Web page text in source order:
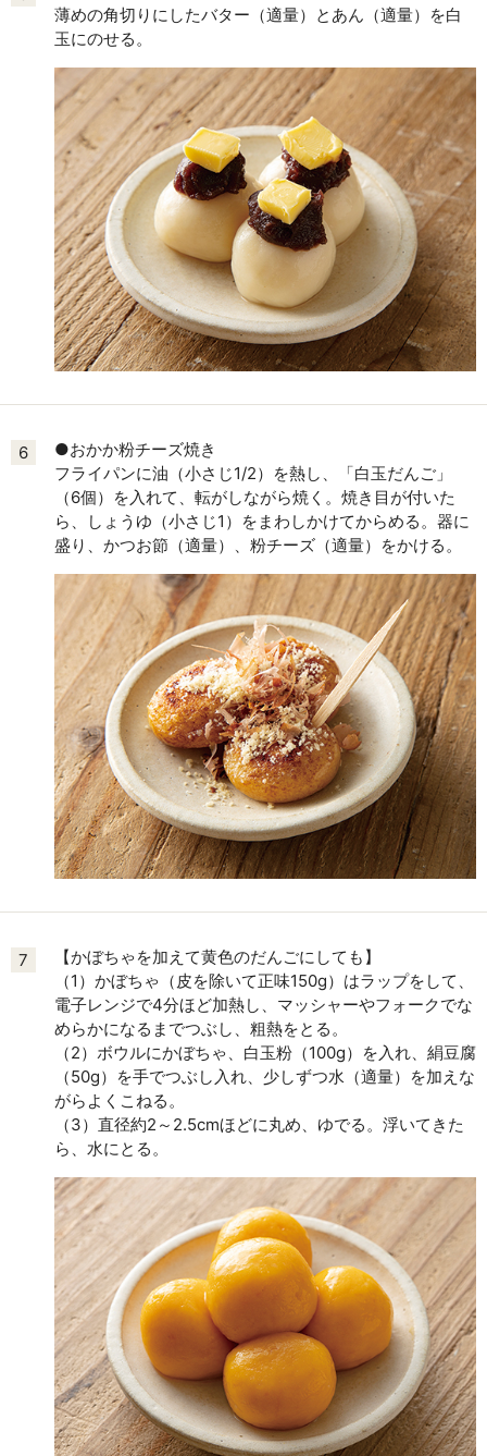
薄めの角切りにしたバター（適量）とあん（適量）を白
玉にのせる。
6
●おかか粉チーズ焼き
フライパンに油（小さじ1/2）を熱し、「白玉だんご」
（6個）を入れて、転がしながら焼く。焼き目が付いた
ら、しょうゆ（小さじ1）をまわしかけてからめる。器に
盛り、かつお節（適量）、粉チーズ（適量）をかける。
7
【かぼちゃを加えて黄色のだんごにしても】
（1）かぼちゃ（皮を除いて正味150g）はラップをして、
電子レンジで4分ほど加熱し、マッシャーやフォークでな
めらかになるまでつぶし、粗熱をとる。
（2）ボウルにかぼちゃ、白玉粉（100g）を入れ、絹豆腐
（50g）を手でつぶし入れ、少しずつ水（適量）を加えな
がらよくこねる。
（3）直径約2～2.5cmほどに丸め、ゆでる。浮いてきた
ら、水にとる。